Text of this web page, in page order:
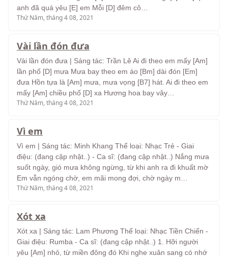
anh đã quá yêu [E] em Mỗi [D] đêm cô…
Thứ Năm, tháng 4 08, 2021
Vài lần đón đưa
Vài lần đón đưa | Sáng tác: Trần Lê Ai đi theo em mấy [Am]
lần phố [D] mưa Mưa bay theo em áo [Bm] dài đón [Em]
đưa Hồn tựa là [Am] mưa, mưa vọng [B7] hát. Ai đi theo em
mấy [Am] chiều phố [D] xa Hương hoa bay vây…
Thứ Năm, tháng 4 08, 2021
Vì em
Vì em | Sáng tác: Minh Khang Thể loại: Nhạc Trẻ - Giai
điệu: (đang cập nhật..) - Ca sĩ: (đang cập nhật..) Nắng mưa
suốt ngày, gió mưa không ngừng, từ khi anh ra đi khuất mờ
Em vẫn ngóng chờ, em mãi mong đợi, chờ ngày m…
Thứ Năm, tháng 4 08, 2021
Xót xa
Xót xa | Sáng tác: Lam Phương Thể loại: Nhạc Tiền Chiến -
Giai điệu: Rumba - Ca sĩ: (đang cập nhật..) 1. Hỡi người
yêu [Am] nhỏ, từ miền đông đó Khi nghe xuân sang có nhớ